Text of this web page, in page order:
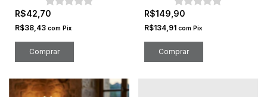
R$42,70
R$38,43 com Pix
R$149,90
R$134,91 com Pix